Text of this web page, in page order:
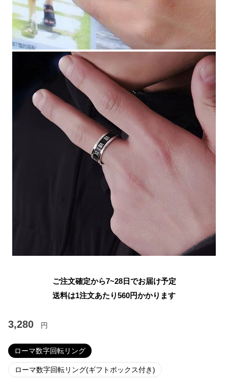
ご注文確定から7~28日でお届け予定
送料は1注文あたり560円かかります
3,280 円
ローマ数字回転リング
ローマ数字回転リング(ギフトボックス付き)